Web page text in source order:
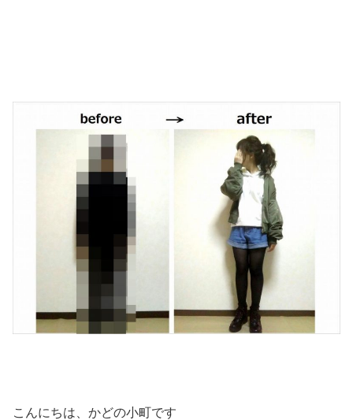
こんにちは、かどの小町です